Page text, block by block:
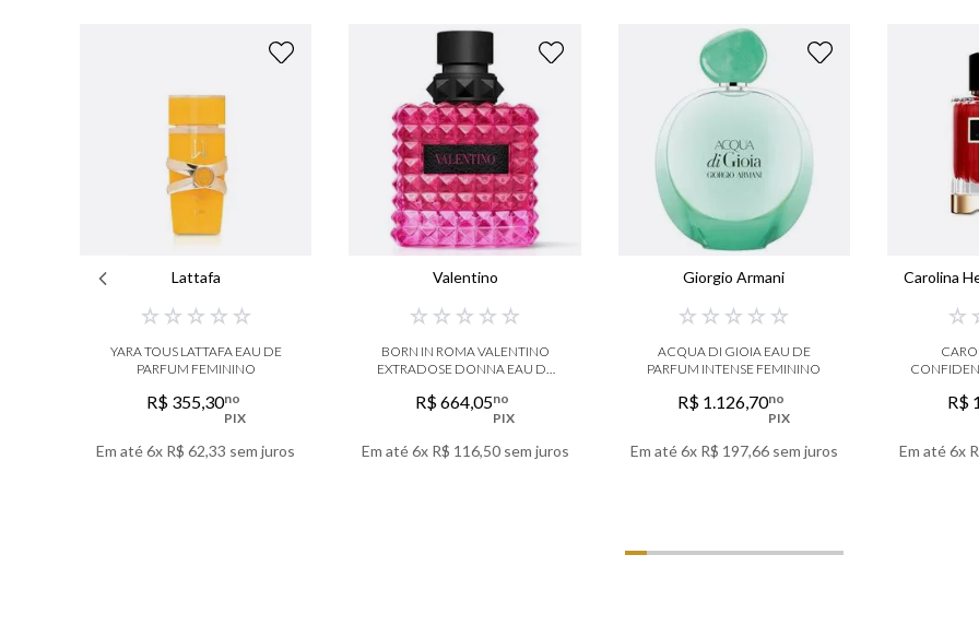
Lattafa
☆ ☆ ☆ ☆ ☆
YARA TOUS LATTAFA EAU DE
PARFUM FEMININO
R$ 355,30no
PIX
Em até6x R$ 62,33 sem juros
Valentino
☆ ☆ ☆ ☆ ☆
BORN IN ROMA VALENTINO
EXTRADOSE DONNA EAU DE
R$664,05no
PIX
Em até6x R$ 116,50sem juros
Giorgio Armani
☆ ☆ ☆ ☆ ☆
ACQUA DI GIOIA EAU DE
PARFUM INTENSE FEMININO
R$ 1.126,70no
PIX
Em até6x R$ 197,66sem juros
Carolina
☆
R$ 1
Em até6x